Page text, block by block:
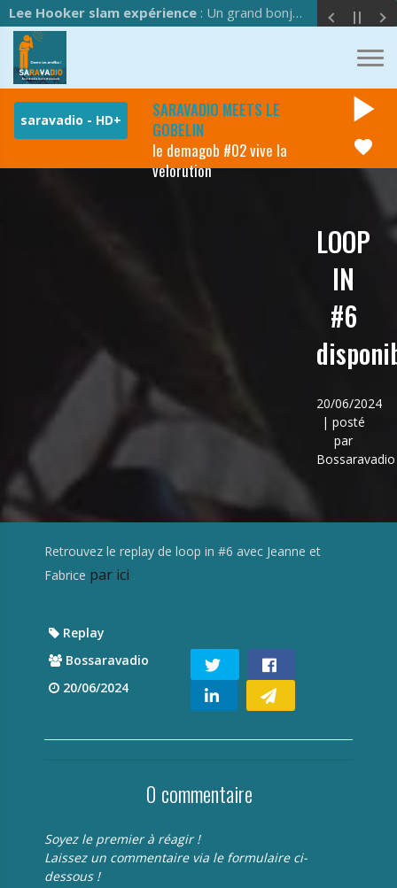
Lee Hooker slam expérience : Un grand bonjour à l'équipe de Saravadio !
SARAVADIO MEETS LE
GOBELIN
le demagob #02 vive la
velorution
play_arrow
favorite
LOOP
IN
#6
20/06/2024
| posté
par
Bossaravadio
Retrouvez le replay de loop in #6 avec Jeanne et
Fabrice par ici .
Replay
Bossaravadio
20/06/2024
0 commentaire
Soyez le premier à réagir !
Laissez un commentaire via le formulaire ci-
dessous !